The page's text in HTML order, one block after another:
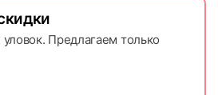
Предлагаем только